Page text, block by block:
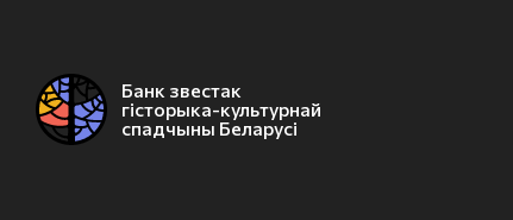
Банк звестак
гісторыка-культурнай
спадчыны Беларусі